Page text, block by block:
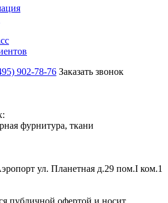
902-78-76 Заказать звонок
фурнитура, ткани
ул. Планетная д.29 пом.I ком.1
публичной офертой и носит